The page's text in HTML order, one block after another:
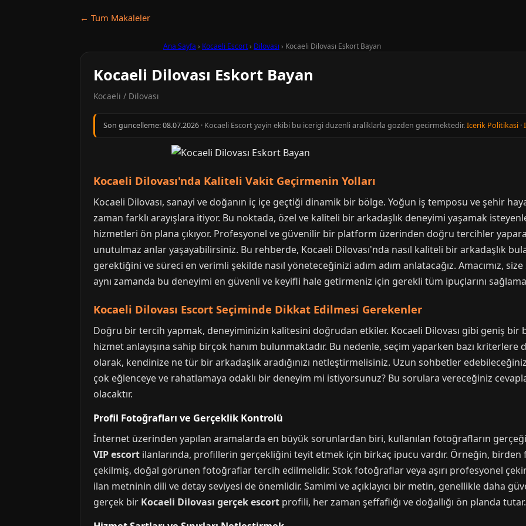
← Tum Makaleler
Ana Sayfa › Kocaeli Escort› Dilovası › Kocaeli Dilovası Eskort Bayan
Kocaeli Dilovası Eskort Bayan
Kocaeli / Dilovası
Son guncelleme:08.07.2026 · Kocaeli Escort yayin ekibi bu icerigi duzenli araliklarla gozden gecirmektedir.Icerik Politikasi ·
Kocaeli Dilovası'nda Kaliteli Vakit Geçirmenin Yolları
Kocaeli Dilovası, sanayi ve doğanın iç içe geçtiği dinamik bir bölge. Yoğun iş temposu ve şehir
zaman farklı arayışlara itiyor. Bu noktada, özel ve kaliteli bir arkadaşlık deneyimi yaşamak
hizmetleri ön plana çıkıyor. Profesyonel ve güvenilir bir platform üzerinden doğru tercihler
unutulmaz anlar yaşayabilirsiniz. Bu rehberde, Kocaeli Dilovası'nda nasıl kaliteli bir arkadaşlık
gerektiğini ve süreci en verimli şekilde nasıl yöneteceğinizi adım adım anlatacağız. Amacımız,
aynı zamanda bu deneyimi en güvenli ve keyifli hale getirmeniz için gerekli tüm ipuçlarını
Kocaeli Dilovası Escort Seçiminde Dikkat Edilmesi Gerekenler
Doğru bir tercih yapmak, deneyiminizin kalitesini doğrudan etkiler. Kocaeli Dilovası gibi geniş
hizmet anlayışına sahip birçok hanım bulunmaktadır. Bu nedenle, seçim yaparken bazı
olarak, kendinize ne tür bir arkadaşlık aradığınızı netleştirmelisiniz. Uzun sohbetler
çok eğlenceye ve rahatlamaya odaklı bir deneyim mi istiyorsunuz? Bu sorulara vereceğiniz
olacaktır.
Profil Fotoğrafları ve Gerçeklik Kontrolü
İnternet üzerinden yapılan aramalarda en büyük sorunlardan biri, kullanılan fotoğrafların gerçeği
VIP escort ilanlarında, profillerin gerçekliğini teyit etmek için birkaç ipucu vardır. Örneğin, birden
çekilmiş, doğal görünen fotoğraflar tercih edilmelidir. Stok fotoğraflar veya aşırı profesyonel
ilan metninin dili ve detay seviyesi de önemlidir. Samimi ve açıklayıcı bir metin, genellikle daha
gerçek bir Kocaeli Dilovası gerçek escort profili, her zaman şeffaflığı ve doğallığı ön planda tutar.